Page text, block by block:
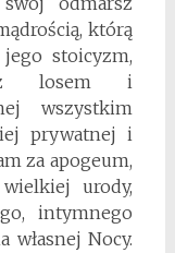
którą
stoicyzm,
z losem i
wszystkim
prywatnej i
za apogeum,
urody,
intymnego
własnej Nocy.